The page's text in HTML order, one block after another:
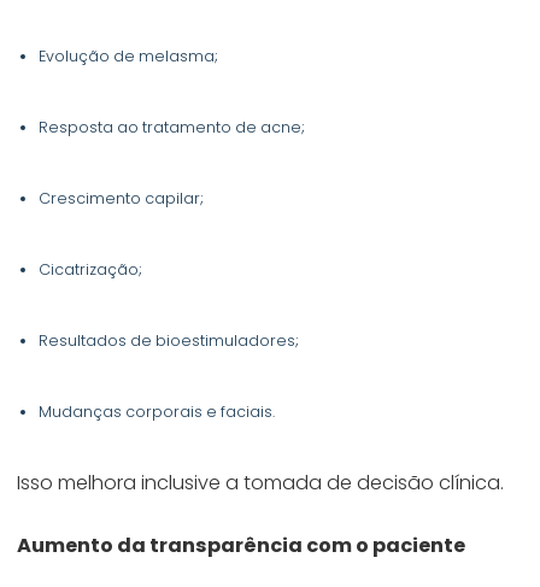
Evolução de melasma;
Resposta ao tratamento de acne;
Crescimento capilar;
Cicatrização;
Resultados de bioestimuladores;
Mudanças corporais e faciais.
Isso melhora inclusive a tomada de decisão clínica.
Aumento da transparência com o paciente